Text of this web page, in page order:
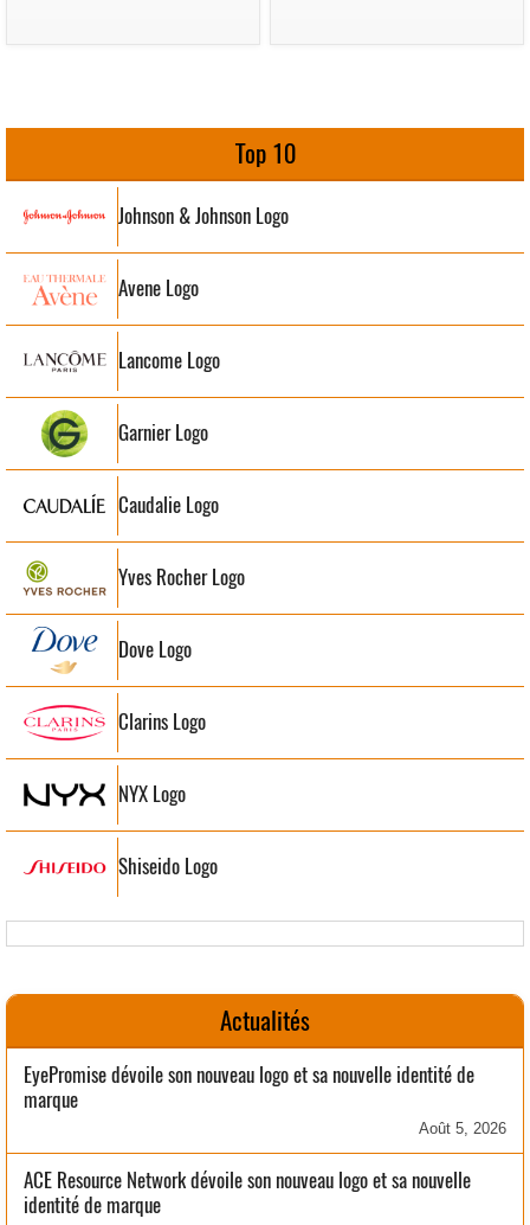
Top 10
Johnson & Johnson Logo
Avene Logo
Lancome Logo
Garnier Logo
Caudalie Logo
Yves Rocher Logo
Dove Logo
Clarins Logo
NYX Logo
Shiseido Logo
Actualités
EyePromise dévoile son nouveau logo et sa nouvelle identité de
marque
Août 5, 2026
ACE Resource Network dévoile son nouveau logo et sa nouvelle
identité de marque